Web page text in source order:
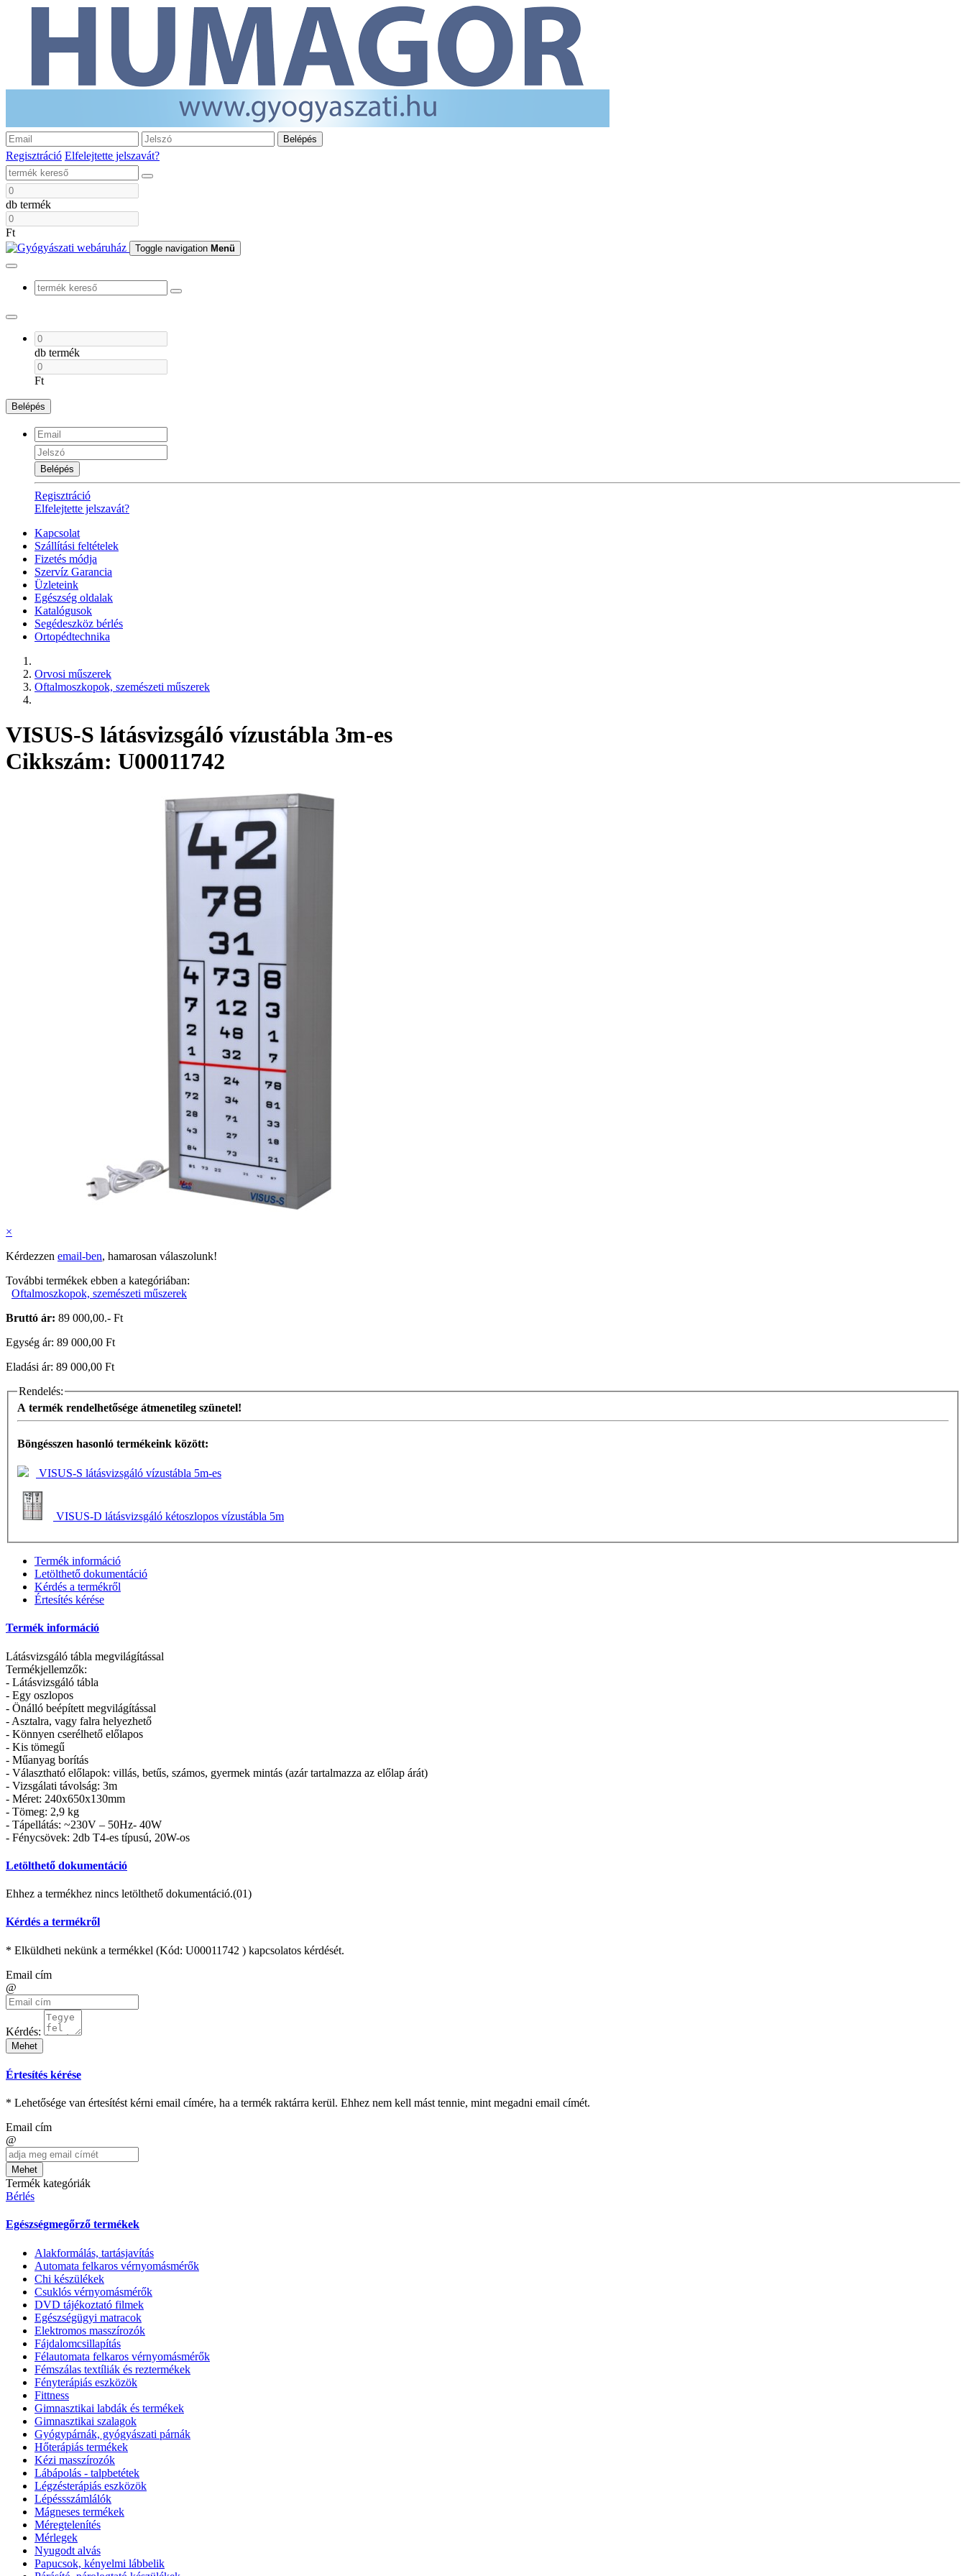
Belépés
Regisztráció Elfelejtette jelszavát?
db termék
Ft
Toggle navigation Menü
db termék
Ft
Belépés
Belépés
Regisztráció
Elfelejtette jelszavát?
Kapcsolat
Szállítási feltételek
Fizetés módja
Szervíz Garancia
Üzleteink
Egészség oldalak
Katalógusok
Segédeszköz bérlés
Ortopédtechnika
Orvosi műszerek
Oftalmoszkopok, szemészeti műszerek
VISUS-S látásvizsgáló vízustábla 3m-es
Cikkszám: U00011742
×
Kérdezzen email-ben, hamarosan válaszolunk!
További termékek ebben a kategóriában:
Oftalmoszkopok, szemészeti műszerek
Bruttó ár: 89 000,00.- Ft
Egység ár: 89 000,00 Ft
Eladási ár: 89 000,00 Ft
Rendelés:
A termék rendelhetősége átmenetileg szünetel!
Böngésszen hasonló termékeink között:
VISUS-S látásvizsgáló vízustábla 5m-es
VISUS-D látásvizsgáló kétoszlopos vízustábla 5m
Termék információ
Letölthető dokumentáció
Kérdés a termékről
Értesítés kérése
Termék információ
Látásvizsgáló tábla megvilágítással
Termékjellemzők:
- Látásvizsgáló tábla
- Egy oszlopos
- Önálló beépített megvilágítással
- Asztalra, vagy falra helyezhető
- Könnyen cserélhető előlapos
- Kis tömegű
- Műanyag borítás
- Választható előlapok: villás, betűs, számos, gyermek mintás (azár tartalmazza az előlap árát)
- Vizsgálati távolság: 3m
- Méret: 240x650x130mm
- Tömeg: 2,9 kg
- Tápellátás: ~230V – 50Hz- 40W
- Fénycsövek: 2db T4-es típusú, 20W-os
Letölthető dokumentáció
Ehhez a termékhez nincs letölthető dokumentáció.(01)
Kérdés a termékről
* Elküldheti nekünk a termékkel (Kód: U00011742 ) kapcsolatos kérdését.
Email cím
@
Kérdés:
Mehet
Értesítés kérése
* Lehetősége van értesítést kérni email címére, ha a termék raktárra kerül. Ehhez nem kell mást tennie, mint megadni email címét.
Email cím
@
Mehet
Termék kategóriák
Bérlés
Egészségmegőrző termékek
Alakformálás, tartásjavítás
Automata felkaros vérnyomásmérők
Chi készülékek
Csuklós vérnyomásmérők
DVD tájékoztató filmek
Egészségügyi matracok
Elektromos masszírozók
Fájdalomcsillapítás
Félautomata felkaros vérnyomásmérők
Fémszálas textíliák és reztermékek
Fényterápiás eszközök
Fittness
Gimnasztikai labdák és termékek
Gimnasztikai szalagok
Gyógypárnák, gyógyászati párnák
Hőterápiás termékek
Kézi masszírozók
Lábápolás - talpbetétek
Légzésterápiás eszközök
Lépéssszámlálók
Mágneses termékek
Méregtelenítés
Mérlegek
Nyugodt alvás
Papucsok, kényelmi lábbelik